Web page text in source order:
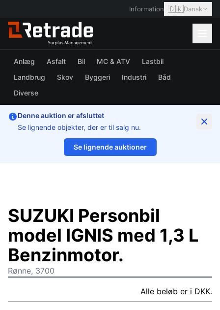
Information 🇩🇰Dansk
Anlæg Asfalt Bil MC & ATV
Lastbil
Landbrug
Skov Byggeri Industri
Båd
Diverse
Denne auktion er afsluttet
Se lignende objekter, der er til salg nu.
Se lignende auktioner
1/26
SUZUKI Personbil
model IGNIS med 1,3 L
Benzinmotor.
Rønne, 3700
Alle beløb er i DKK.